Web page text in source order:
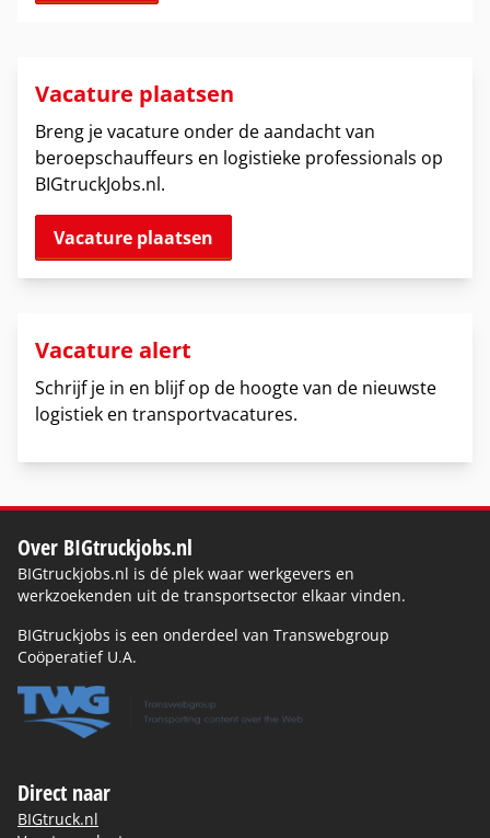
Vacature plaatsen
Breng je vacature onder de aandacht van
beroepschauffeurs en logistieke professionals op
BIGtruckJobs.nl.
Vacature plaatsen
Vacature alert
Schrijf je in en blijf op de hoogte van de nieuwste
logistiek en transportvacatures.
Over BIGtruckjobs.nl
BIGtruckjobs.nl is dé plek waar werkgevers en
werkzoekenden uit de transportsector elkaar vinden.
BIGtruckjobs is een onderdeel van Transwebgroup
Coöperatief U.A.
Direct naar
BIGtruck.nl